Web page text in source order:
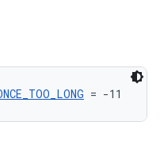
= -11